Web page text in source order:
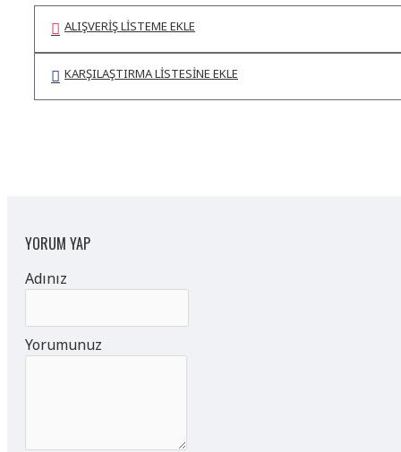
ALIŞVERIŞ LISTEME EKLE
KARŞILAŞTIRMA LISTESINE EKLE
YORUM YAP
Adınız
Yorumunuz